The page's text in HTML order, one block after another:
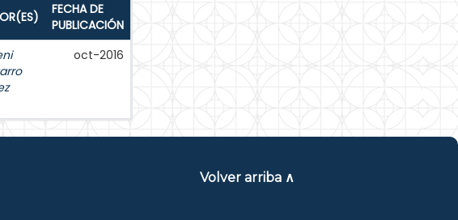
FECHA DE
PUBLICACIÓN
oct-2016
Volver arriba ∧